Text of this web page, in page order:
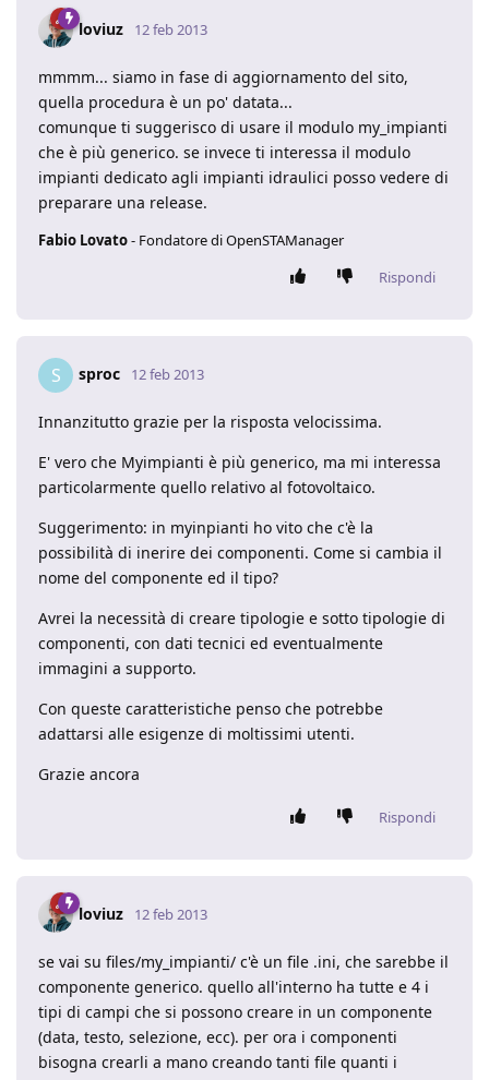
loviuz 12 feb 2013
mmmm... siamo in fase di aggiornamento del sito,
quella procedura è un po' datata...
comunque ti suggerisco di usare il modulo my_impianti
che è più generico. se invece ti interessa il modulo
impianti dedicato agli impianti idraulici posso vedere di
preparare una release.
Fabio Lovato- Fondatore di OpenSTAManager
Rispondi
S sproc 12 feb 2013
Innanzitutto grazie per la risposta velocissima.
E' vero che Myimpianti è più generico, ma mi interessa
particolarmente quello relativo al fotovoltaico.
Suggerimento: in myinpianti ho vito che c'è la
possibilità di inerire dei componenti. Come si cambia il
nome del componente ed il tipo?
Avrei la necessità di creare tipologie e sotto tipologie di
componenti, con dati tecnici ed eventualmente
immagini a supporto.
Con queste caratteristiche penso che potrebbe
adattarsi alle esigenze di moltissimi utenti.
Grazie ancora
Rispondi
loviuz 12 feb 2013
se vai su files/my_impianti/ c'è un file .ini, che sarebbe il
componente generico. quello all'interno ha tutte e 4 i
tipi di campi che si possono creare in un componente
(data, testo, selezione, ecc). per ora i componenti
bisogna crearli a mano creando tanti file quanti i